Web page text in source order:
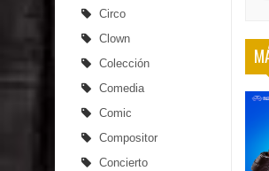
Circo
Clown
Colección
Comedia
Comic
Compositor
Concierto